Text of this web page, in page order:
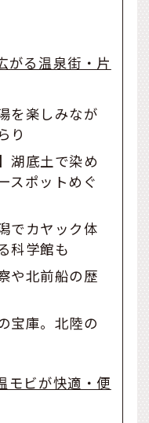
がる温泉街・片
を楽しみなが
り
湖底土で染め
スポットめぐ
でカヤック体
科学館も
や北前船の歴
宝庫。北陸の
モビが快適・便